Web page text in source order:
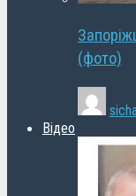
(фото)
Відео